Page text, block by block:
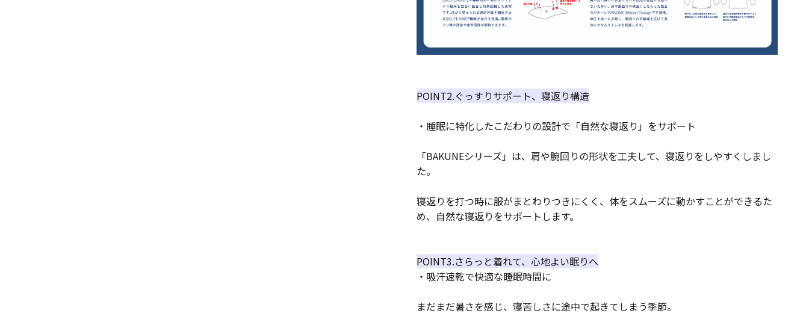
POINT2.ぐっすりサポート、寝返り構造
・睡眠に特化したこだわりの設計で「自然な寝返り」をサポート
「BAKUNEシリーズ」は、肩や腕回りの形状を工夫して、寝返りをしやすくしまし
た。
寝返りを打つ時に服がまとわりつきにくく、体をスムーズに動かすことができるた
め、自然な寝返りをサポートします。
POINT3.さらっと着れて、心地よい眠りへ
・吸汗速乾で快適な睡眠時間に
まだまだ暑さを感じ、寝苦しさに途中で起きてしまう季節。